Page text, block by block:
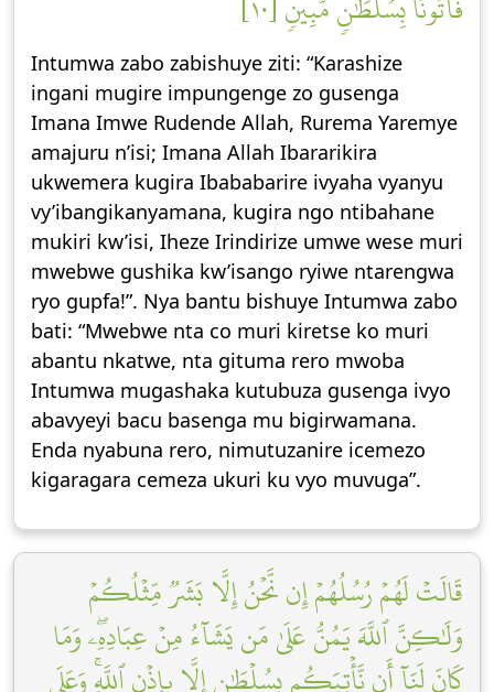
Intumwa zabo zabishuye ziti: “Karashize
ingani mugire impungenge zo gusenga
Imana Imwe Rudende Allah, Rurema Yaremye
amajuru n’isi; Imana Allah Ibararikira
ukwemera kugira Ibababarire ivyaha vyanyu
vy’ibangikanyamana, kugira ngo ntibahane
mukiri kw’isi, Iheze Irindirize umwe wese muri
mwebwe gushika kw’isango ryiwe ntarengwa
ryo gupfa!”. Nya bantu bishuye Intumwa zabo
bati: “Mwebwe nta co muri kiretse ko muri
abantu nkatwe, nta gituma rero mwoba
Intumwa mugashaka kutubuza gusenga ivyo
abavyeyi bacu basenga mu bigirwamana.
Enda nyabuna rero, nimutuzanire icemezo
kigaragara cemeza ukuri ku vyo muvuga”.
قَالَتۡ لَهُمۡ رُسُلُهُمۡ إِن نَّحۡنُ إِلَّا بَشَرٞ مِّثۡلُكُمۡ
وَلَٰكِنَّ ٱللَّهَ يَمُنُّ عَلَىٰ مَن يَشَآءُ مِنۡ عِبَادِهِۦۖ وَمَا
كَانَ لَنَآ أَن نَّأۡتِيَكُم بِسُلۡطَٰنٍ إِلَّا بِإِذۡنِ ٱللَّهِۚ وَعَلَى